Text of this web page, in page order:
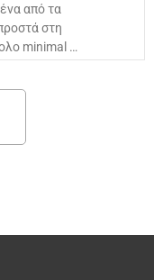
από τα
στη
minimal …